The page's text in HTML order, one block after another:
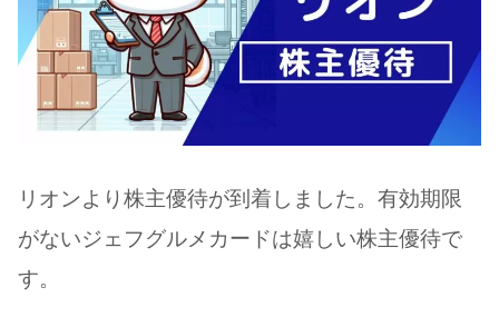
リオンより株主優待が到着しました。有効期限
がないジェフグルメカードは嬉しい株主優待で
す。